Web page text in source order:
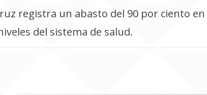
registra un abasto del 90 por ciento
del sistema de salud.